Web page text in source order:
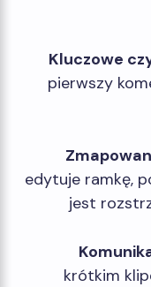
Kluczowe
pierwszy
edytuje ramkę,
jest
krótkim